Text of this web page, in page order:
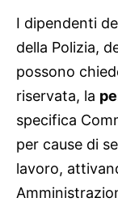
I dipendenti
della Polizia,
possono
riservata, la
specifica
per cause di
lavoro,